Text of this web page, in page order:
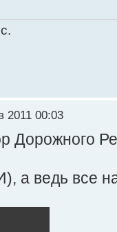
2011 00:03
Дорожного
а ведь все